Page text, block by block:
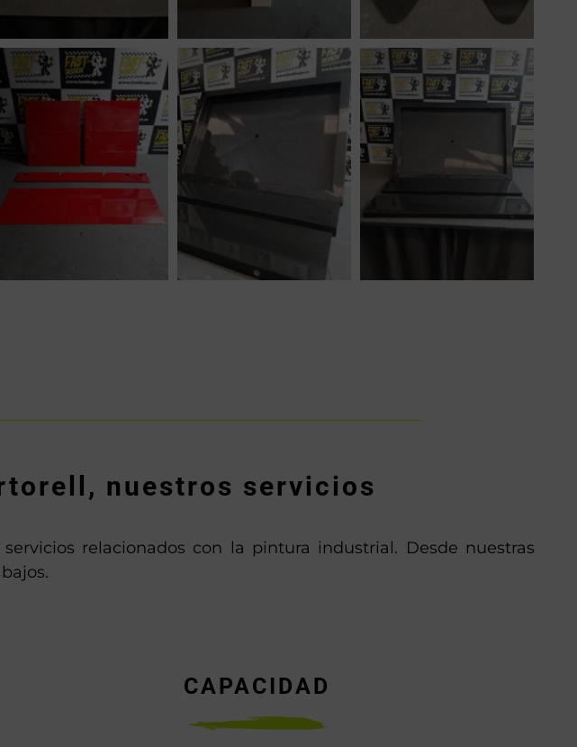
nuestros servicios
relacionados con la pintura industrial. Desde nuestras
CAPACIDAD